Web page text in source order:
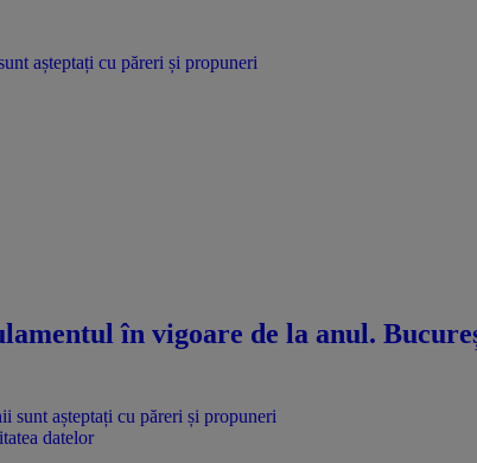
așteptați cu păreri și propuneri
în vigoare de la anul.
datelor